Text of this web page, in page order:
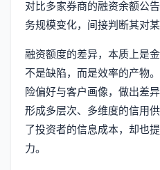
对比多家券商的融资余额公
务规模变化，间接判断其对
融资额度的差异，本质上是
不是缺陷，而是效率的产物
险偏好与客户画像，做出差
形成多层次、多维度的信用
了投资者的信息成本，却也
力。